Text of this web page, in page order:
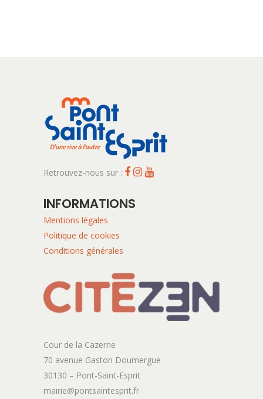
Retrouvez-nous sur :
INFORMATIONS
Mentions légales
Politique de cookies
Conditions générales
Cour de la Cazerne
70 avenue Gaston Doumergue
30130 – Pont-Saint-Esprit
mairie@pontsaintesprit.fr